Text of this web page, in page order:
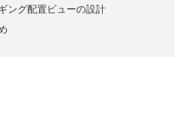
ング配置ビューの設計